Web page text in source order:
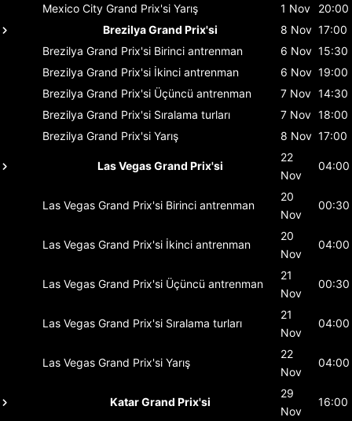
Mexico City Grand Prix'si Yarış 1 Nov
20:00
Brezilya Grand Prix'si
8 Nov 17:00
Brezilya Grand Prix'si Birinci antrenman 6 Nov 15:30
Brezilya Grand Prix'si İkinci antrenman 6 Nov 19:00
Brezilya Grand Prix'si Üçüncü antrenman 7 Nov 14:30
Brezilya Grand Prix'si Sıralama turları 7 Nov 18:00
Brezilya Grand Prix'si Yarış 8 Nov 17:00
Las Vegas Grand Prix'si
22
Nov
04:00
Las Vegas Grand Prix'si Birinci antrenman
20
Nov
00:30
Las Vegas Grand Prix'si İkinci antrenman
20
Nov
04:00
Las Vegas Grand Prix'si Üçüncü antrenman
21
Nov
00:30
Las Vegas Grand Prix'si Sıralama turları
21
Nov
04:00
Las Vegas Grand Prix'si Yarış
22
Nov
04:00
Katar Grand Prix'si
29
Nov
16:00